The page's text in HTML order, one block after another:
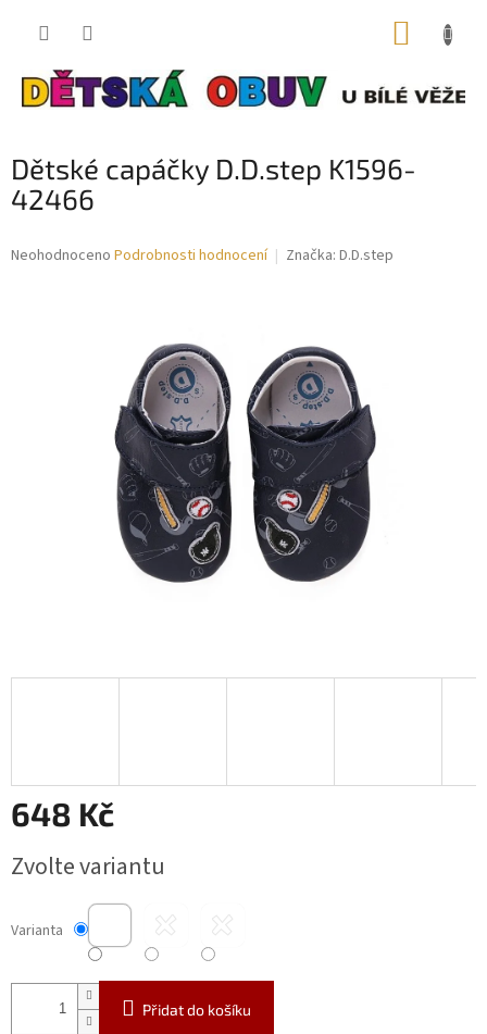
Dětské capáčky D.D.step K1596-
42466
Průměrné
Neohodnoceno Podrobnosti hodnocení Značka: D.D.step
648 Kč
cena:
Zvolte variantu
Varianta
Přidat do košíku